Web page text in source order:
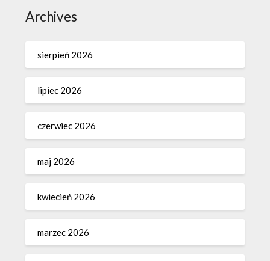
Archives
sierpień 2026
lipiec 2026
czerwiec 2026
maj 2026
kwiecień 2026
marzec 2026